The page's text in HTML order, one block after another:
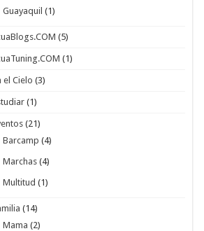
Guayaquil (1)
(5)
(1)
el Cielo (3)
(1)
(21)
Barcamp (4)
Marchas (4)
Multitud (1)
(14)
Mama (2)